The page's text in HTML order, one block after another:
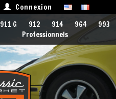
Connexion
911 G 912 914 964
993
Professionnels